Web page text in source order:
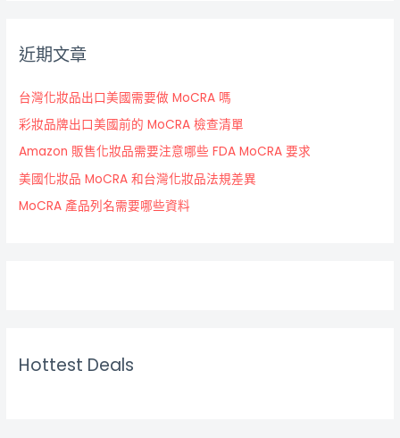
近期文章
台灣化妝品出口美國需要做 MoCRA 嗎
彩妝品牌出口美國前的 MoCRA 檢查清單
Amazon 販售化妝品需要注意哪些 FDA MoCRA 要求
美國化妝品 MoCRA 和台灣化妝品法規差異
MoCRA 產品列名需要哪些資料
Hottest Deals